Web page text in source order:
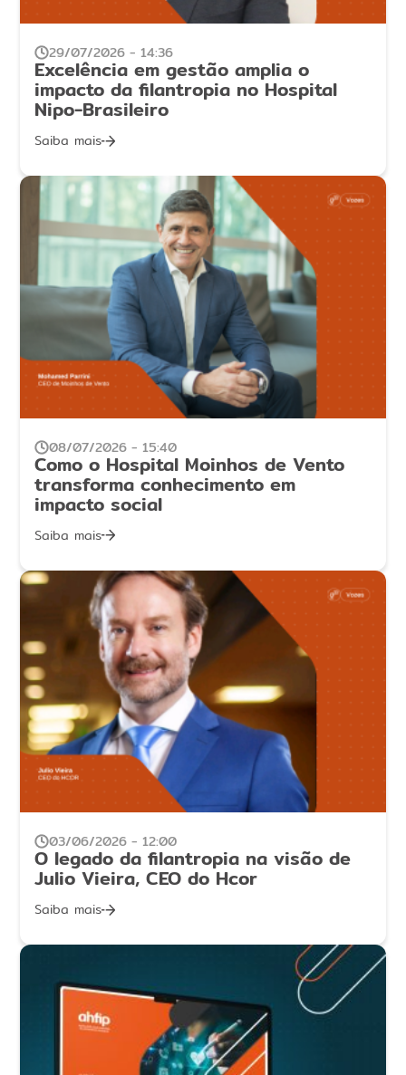
29/07/2026 - 14:36
Excelência em gestão amplia o
impacto da filantropia no Hospital
Nipo-Brasileiro
Saiba mais
08/07/2026 - 15:40
Como o Hospital Moinhos de Vento
transforma conhecimento em
impacto social
Saiba mais
03/06/2026 - 12:00
O legado da filantropia na visão de
Julio Vieira, CEO do Hcor
Saiba mais